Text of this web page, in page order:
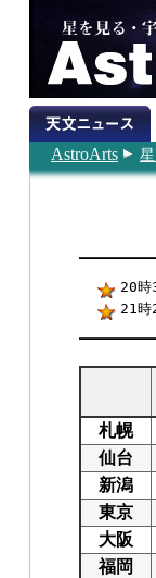
AstroArts
20時
21時
札幌
仙台
新潟
東京
大阪
福岡